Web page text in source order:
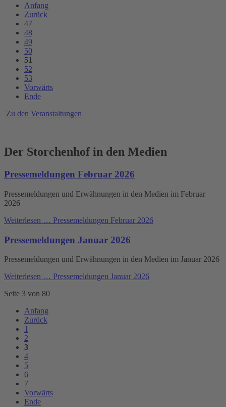
Anfang
Zurück
47
48
49
50
51
52
53
Vorwärts
Ende
Zu den Veranstaltungen
Der Storchenhof in den Medien
Pressemeldungen Februar 2026
Pressemeldungen und Erwähnungen in den Medien im Februar
2026
Weiterlesen … Pressemeldungen Februar 2026
Pressemeldungen Januar 2026
Pressemeldungen und Erwähnungen in den Medien im Januar 2026
Weiterlesen … Pressemeldungen Januar 2026
Seite 3 von 80
Anfang
Zurück
1
2
3
4
5
6
7
Vorwärts
Ende